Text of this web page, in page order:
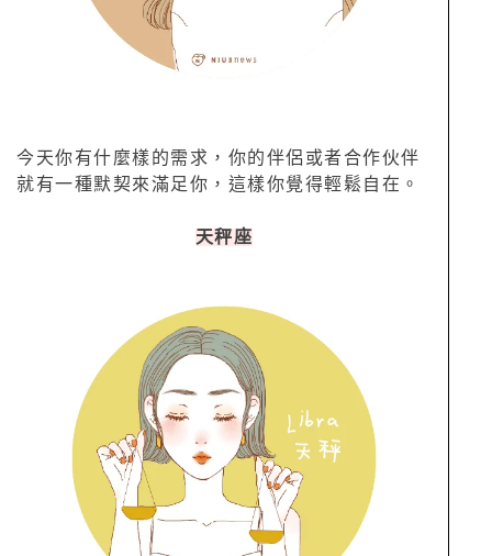
今天你有什麼樣的需求，你的伴侶或者合作伙伴
就有一種默契來滿足你，這樣你覺得輕鬆自在。
天秤座